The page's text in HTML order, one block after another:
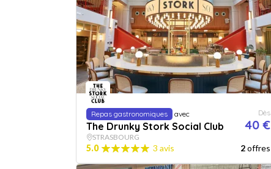
Repas gastronomiques avec
The Drunky Stork Social Club
Dès
40 €
STRASBOURG
5.0 3 avis 2offres